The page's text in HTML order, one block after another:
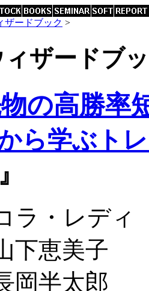
ザードブック >
ィザードブ
の高勝率
ら学ぶト
』
・レディ
恵美子
半太郎